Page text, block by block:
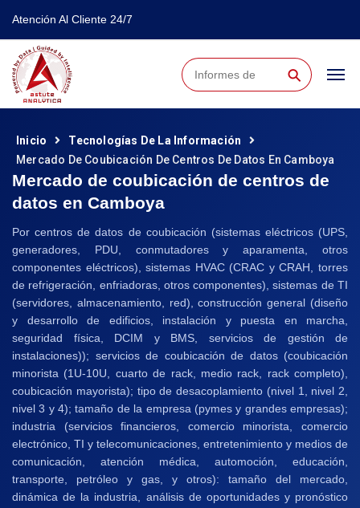
Atención Al Cliente 24/7
⚲
Inicio
Tecnologías De La Información
Mercado De Coubicación De Centros De Datos En Camboya
Mercado de coubicación de centros de
datos en Camboya
Por centros de datos de coubicación (sistemas eléctricos (UPS,
generadores, PDU, conmutadores y aparamenta, otros
componentes eléctricos), sistemas HVAC (CRAC y CRAH, torres
de refrigeración, enfriadoras, otros componentes), sistemas de TI
(servidores, almacenamiento, red), construcción general (diseño
y desarrollo de edificios, instalación y puesta en marcha,
seguridad física, DCIM y BMS, servicios de gestión de
instalaciones)); servicios de coubicación de datos (coubicación
minorista (1U-10U, cuarto de rack, medio rack, rack completo),
coubicación mayorista); tipo de desacoplamiento (nivel 1, nivel 2,
nivel 3 y 4); tamaño de la empresa (pymes y grandes empresas);
industria (servicios financieros, comercio minorista, comercio
electrónico, TI y telecomunicaciones, entretenimiento y medios de
comunicación, atención médica, automoción, educación,
transporte, petróleo y gas, y otros): tamaño del mercado,
dinámica de la industria, análisis de oportunidades y pronóstico